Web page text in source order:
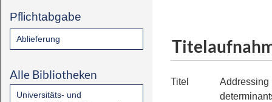
Pflichtabgabe
Ablieferung
Alle Bibliotheken
Universitäts- und
Titel
Addressing